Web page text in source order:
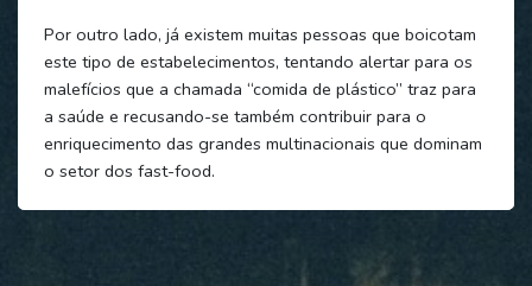
Por outro lado, já existem muitas pessoas que boicotam
este tipo de estabelecimentos, tentando alertar para os
malefícios que a chamada “comida de plástico” traz para
a saúde e recusando-se também contribuir para o
enriquecimento das grandes multinacionais que dominam
o setor dos fast-food.